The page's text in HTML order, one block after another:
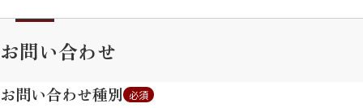
お問い合わせ
お問い合わせ種別 必須